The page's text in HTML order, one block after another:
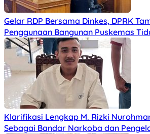
Gelar RDP Bersama Dinkes, DPRK
Penggunaan Bangunan Puskemas
Klarifikasi Lengkap M. Rizki
Sebagai Bandar Narkoba dan